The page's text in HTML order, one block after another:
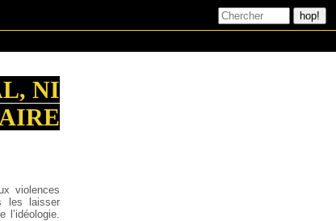
NI
violences
les laisser
l’idéologie.